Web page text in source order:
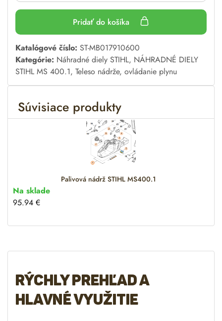
Pridať do košíka
A
l
t
e
n
a
Katalógové číslo: ST-MB017910600
Kategórie: Náhradné diely STIHL, NÁHRADNÉ DIELY
STIHL MS 400.1, Teleso nádrže, ovládanie plynu
Súvisiace produkty
Palivová nádrž STIHL MS400.1
Na sklade
95.94 €
Rýchly prehľad a
hlavné využitie